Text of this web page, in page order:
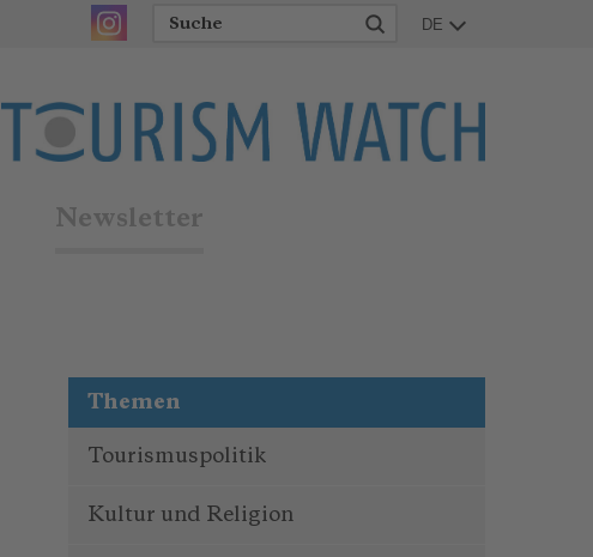
DE
Newsletter
Themen
Tourismuspolitik
Kultur und Religion